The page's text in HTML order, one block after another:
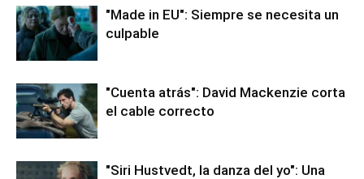
"Made in EU": Siempre se necesita un
culpable
"Cuenta atrás": David Mackenzie corta
el cable correcto
"Siri Hustvedt, la danza del yo": Una